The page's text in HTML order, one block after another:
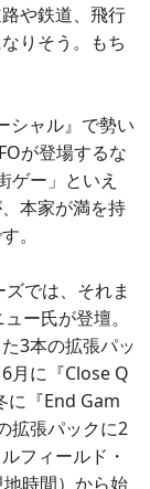
や鉄道、飛行
りそう。もち
シャル』で勢い
が登場するな
ゲー」といえ
本家が満を持
。
ズでは、それま
ー氏が登壇。
3本の拡張パッ
月に『Close Q
『End Gam
拡張パックに2
フィールド・
時間）から始